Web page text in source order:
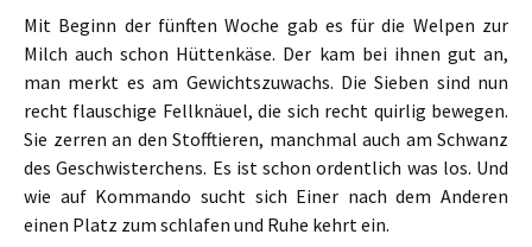
Mit Beginn der fünften Woche gab es für die Welpen zur
Milch auch schon Hüttenkäse. Der kam bei ihnen gut an,
man merkt es am Gewichtszuwachs. Die Sieben sind nun
recht flauschige Fellknäuel, die sich recht quirlig bewegen.
Sie zerren an den Stofftieren, manchmal auch am Schwanz
des Geschwisterchens. Es ist schon ordentlich was los. Und
wie auf Kommando sucht sich Einer nach dem Anderen
einen Platz zum schlafen und Ruhe kehrt ein.